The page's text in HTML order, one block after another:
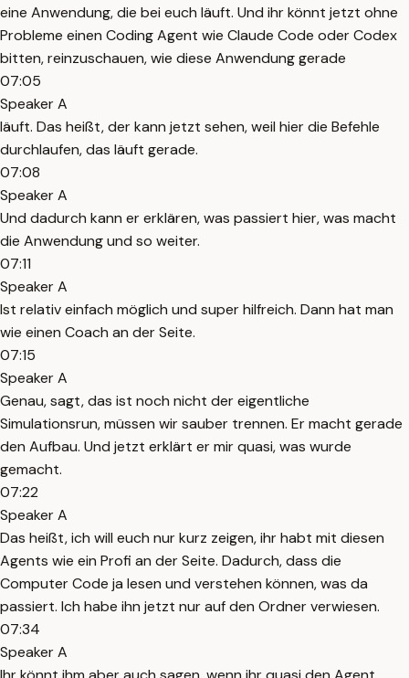
eine Anwendung, die bei euch läuft. Und ihr könnt jetzt ohne
Probleme einen Coding Agent wie Claude Code oder Codex
bitten, reinzuschauen, wie diese Anwendung gerade
07:05
Speaker A
läuft. Das heißt, der kann jetzt sehen, weil hier die Befehle
durchlaufen, das läuft gerade.
07:08
Speaker A
Und dadurch kann er erklären, was passiert hier, was macht
die Anwendung und so weiter.
07:11
Speaker A
Ist relativ einfach möglich und super hilfreich. Dann hat man
wie einen Coach an der Seite.
07:15
Speaker A
Genau, sagt, das ist noch nicht der eigentliche
Simulationsrun, müssen wir sauber trennen. Er macht gerade
den Aufbau. Und jetzt erklärt er mir quasi, was wurde
gemacht.
07:22
Speaker A
Das heißt, ich will euch nur kurz zeigen, ihr habt mit diesen
Agents wie ein Profi an der Seite. Dadurch, dass die
Computer Code ja lesen und verstehen können, was da
passiert. Ich habe ihn jetzt nur auf den Ordner verwiesen.
07:34
Speaker A